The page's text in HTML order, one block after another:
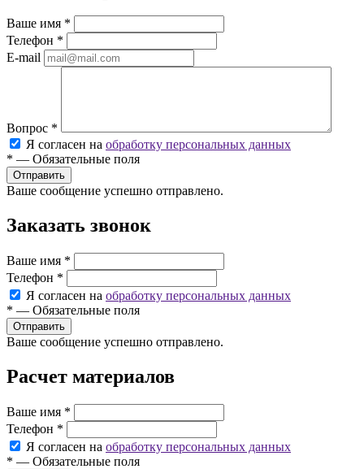
Ваше имя *
Телефон *
E-mail
Вопрос *
Я согласен на обработку персональных данных
* — Обязательные поля
Ваше сообщение успешно отправлено.
Заказать звонок
Ваше имя *
Телефон *
Я согласен на обработку персональных данных
* — Обязательные поля
Ваше сообщение успешно отправлено.
Расчет материалов
Ваше имя *
Телефон *
Я согласен на обработку персональных данных
* — Обязательные поля